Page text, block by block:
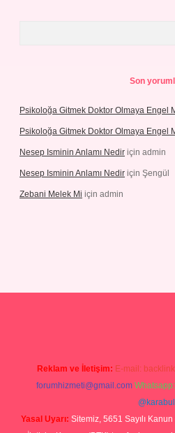
Son
Psikoloğa Gitmek Doktor Olmaya Engel
Psikoloğa Gitmek Doktor Olmaya Engel
Nesep Isminin Anlamı Nedir için admin
Nesep Isminin Anlamı Nedir için Şengül
Zebani Melek Mi için admin
Reklam ve İletişim: E-mail:
forumhizmeti@gmail.com
@karabul
Yasal Uyarı: Sitemiz, 5651 Sayılı